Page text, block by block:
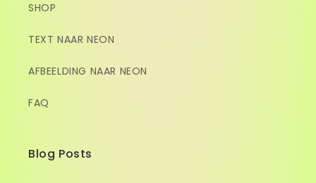
SHOP
TEXT NAAR NEON
AFBEELDING NAAR NEON
FAQ
Blog Posts